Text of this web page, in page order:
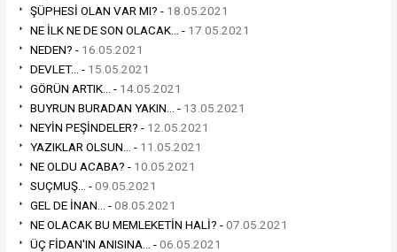
ŞÜPHESİ OLAN VAR MI? - 18.05.2021
NE İLK NE DE SON OLACAK... - 17.05.2021
NEDEN? - 16.05.2021
DEVLET... - 15.05.2021
GÖRÜN ARTIK... - 14.05.2021
BUYRUN BURADAN YAKIN... - 13.05.2021
NEYİN PEŞİNDELER? - 12.05.2021
YAZIKLAR OLSUN... - 11.05.2021
NE OLDU ACABA? - 10.05.2021
SUÇMUŞ... -09.05.2021
GEL DE İNAN... -08.05.2021
NE OLACAK BU MEMLEKETİN HALİ? -07.05.2021
ÜÇ FİDAN'IN ANISINA... -06.05.2021